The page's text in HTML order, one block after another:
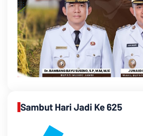
Sambut Hari Jadi Ke 625